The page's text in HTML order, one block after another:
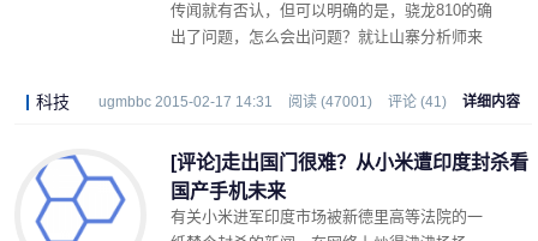
传闻就有否认，但可以明确的是，骁龙810的确
出了问题，怎么会出问题？就让山寨分析师来
科技 ugmbbc 2015-02-17 14:31 阅读 (47001) 评论 (41) 详细内容
[评论]走出国门很难？从小米遭印度封杀看
国产手机未来
有关小米进军印度市场被新德里高等法院的一